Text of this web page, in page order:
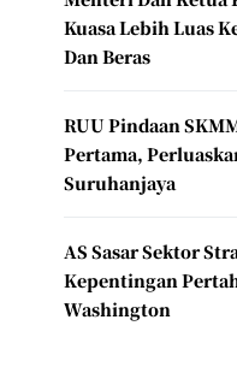
Kuasa Lebih Luas
Dan Beras
RUU Pindaan
Pertama,
Suruhanjaya
AS Sasar Sektor
Kepentingan
Washington